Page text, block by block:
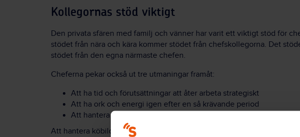
Kollegornas stöd viktigt
Den privata sfären med familj och vänner har varit ett viktigt stöd för
stödet från nära och kära kommer stödet från chefskollegorna. Det
stödet från den egna närmaste chefen.
Cheferna pekar också ut tre utmaningar framåt:
Att ha tid och förutsättningar att åter arbeta strategiskt
Att ha ork och energi igen efter en så krävande period
Att hantera den köbildning av vård som skapats
Att hantera köbildningen var den största utmaningen för cheferna inom